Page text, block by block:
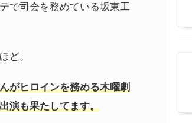
で司会を務めている坂東工
ど。
がヒロインを務める木曜劇
演も果たしてます。